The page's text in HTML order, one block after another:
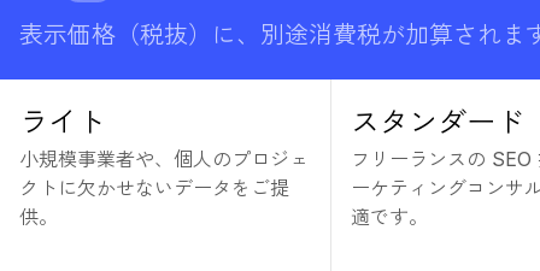
表示価格（税抜）に、別途消費税が加算されま
ライト
小規模事業者や、個人のプロジェ
クトに欠かせないデータをご提
供。
スタンダード
フリーランスの SEO
ーケティングコンサ
適です。